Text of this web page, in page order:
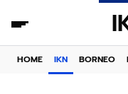
HOME IKN BORNEO